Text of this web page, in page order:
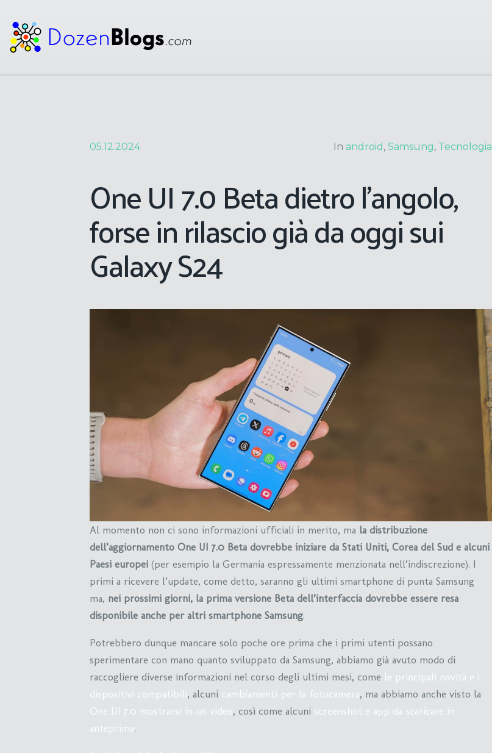
05.12.2024 In android , Samsung, Tecnologia
One UI 7.0 Beta dietro l’angolo,
forse in rilascio già da oggi sui
Galaxy S24
Al momento non ci sono informazioni ufficiali in merito, ma la distribuzione
dell’aggiornamento One UI 7.0 Beta dovrebbe iniziare da Stati Uniti, Corea del Sud e alcuni
Paesi europei (per esempio la Germania espressamente menzionata nell’indiscrezione). I
primi a ricevere l’update, come detto, saranno gli ultimi smartphone di punta Samsung
ma, nei prossimi giorni, la prima versione Beta dell’interfaccia dovrebbe essere resa
disponibile anche per altri smartphone Samsung.
Potrebbero dunque mancare solo poche ore prima che i primi utenti possano
sperimentare con mano quanto sviluppato da Samsung, abbiamo già avuto modo di
raccogliere diverse informazioni nel corso degli ultimi mesi, come le principali novità e i
dispositivi compatibili, alcuni cambiamenti per la fotocamera, ma abbiamo anche visto la
One UI 7.0 mostrarsi in un video, così come alcuni screenshot e app da scaricare in
anteprima.